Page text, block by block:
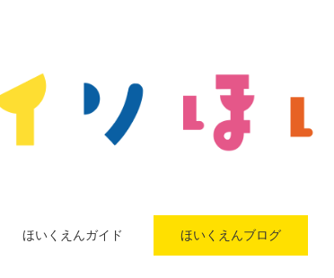
ほいくえんガイド ほいくえんブログ